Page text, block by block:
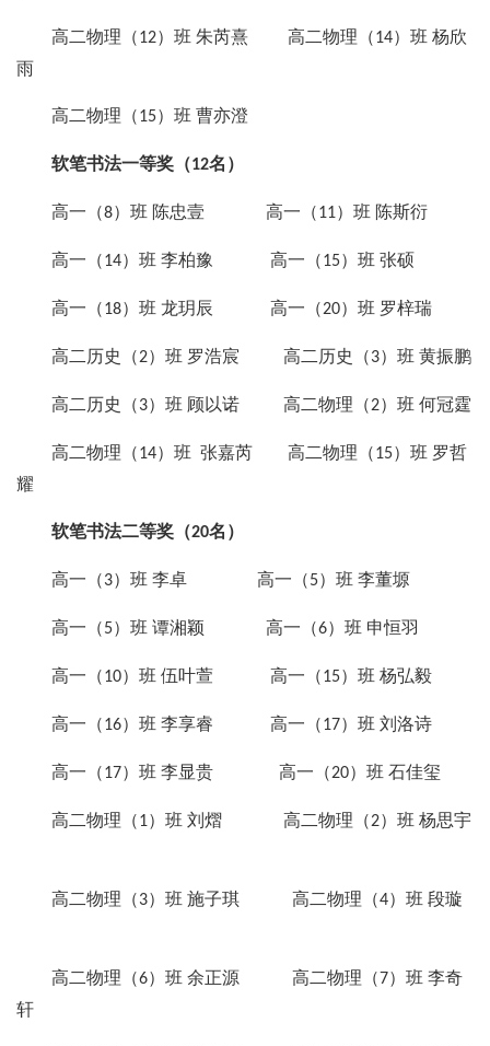
高二物理（12）班 朱芮熹 高二物理（14）班 杨欣
雨
高二物理（15）班 曹亦澄
软笔书法一等奖（12名）
高一（8）班 陈忠壹 高一（11）班 陈斯衍
高一（14）班 李柏豫 高一（15）班 张硕
高一（18）班 龙玥辰 高一（20）班 罗梓瑞
高二历史（2）班 罗浩宸 高二历史（3）班 黄振鹏
高二历史（3）班 顾以诺 高二物理（2）班 何冠霆
高二物理（14）班 张嘉芮 高二物理（15）班 罗哲
耀
软笔书法二等奖（20名）
高一（3）班 李卓 高一（5）班 李董塬
高一（5）班 谭湘颖 高一（6）班 申恒羽
高一（10）班 伍叶萱 高一（15）班 杨弘毅
高一（16）班 李享睿 高一（17）班 刘洛诗
高一（17）班 李显贵 高一（20）班 石佳玺
高二物理（1）班 刘熠 高二物理（2）班 杨思宇
高二物理（3）班 施子琪 高二物理（4）班 段璇
高二物理（6）班 余正源 高二物理（7）班 李奇
轩